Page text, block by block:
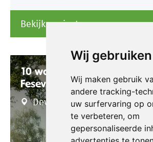
Wij
Wij maken gebruik
andere tracking-
uw surfervaring op
te verbeteren, om
gepersonaliseerde
Bekijk project
10 woningen
Fesevurstraat/
Deventer